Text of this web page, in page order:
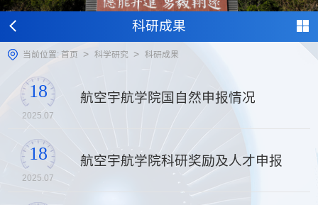
科研成果
当前位置: 首页 > 科学研究 > 科研成果
18
2025.07
航空宇航学院国自然申报情况
18
2025.07
航空宇航学院科研奖励及人才申报